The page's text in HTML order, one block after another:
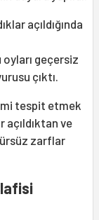
açıldığında
oyları geçersiz
çıktı.
mi tespit etmek
açıldıktan ve
zarflar